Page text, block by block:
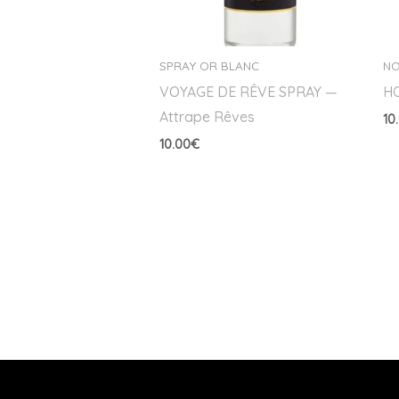
SPRAY OR BLANC
VOYAGE DE RÊVE SPRAY —
Attrape Rêves
10.00€